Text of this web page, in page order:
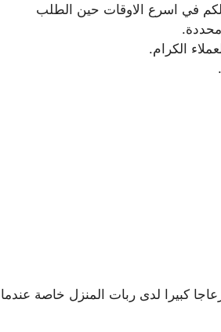
تصلكم في اسرع الاوقات حين الطلب
الكرام.
كبيرا لدى ربات المنزل خاصة عندما